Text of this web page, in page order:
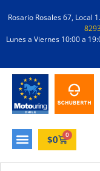
Rosario Rosales 67, Local
Lunes a Viernes 10:00 a
$0 0